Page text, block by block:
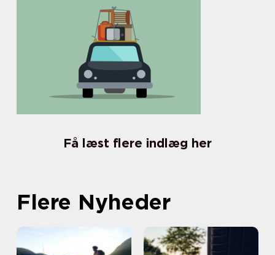
Få læst flere indlæg her
Flere Nyheder